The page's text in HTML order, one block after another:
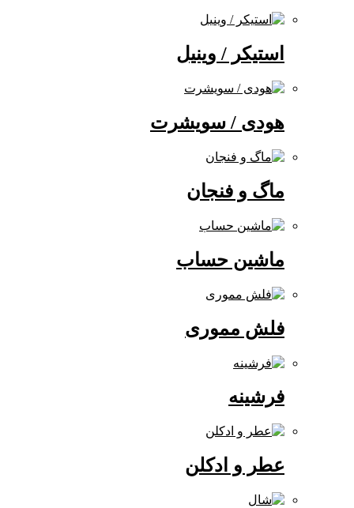
استیکر / وینیل
هودی / سویشرت
ماگ و فنجان
ماشین حساب
فلش مموری
عطر و ادکلن